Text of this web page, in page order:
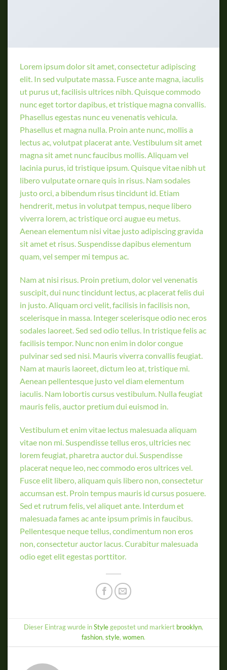
Lorem ipsum dolor sit amet, consectetur adipiscing
elit. In sed vulputate massa. Fusce ante magna, iaculis
ut purus ut, facilisis ultrices nibh. Quisque commodo
nunc eget tortor dapibus, et tristique magna convallis.
Phasellus egestas nunc eu venenatis vehicula.
Phasellus et magna nulla. Proin ante nunc, mollis a
lectus ac, volutpat placerat ante. Vestibulum sit amet
magna sit amet nunc faucibus mollis. Aliquam vel
lacinia purus, id tristique ipsum. Quisque vitae nibh ut
libero vulputate ornare quis in risus. Nam sodales
justo orci, a bibendum risus tincidunt id. Etiam
hendrerit, metus in volutpat tempus, neque libero
viverra lorem, ac tristique orci augue eu metus.
Aenean elementum nisi vitae justo adipiscing gravida
sit amet et risus. Suspendisse dapibus elementum
quam, vel semper mi tempus ac.
Nam at nisi risus. Proin pretium, dolor vel venenatis
suscipit, dui nunc tincidunt lectus, ac placerat felis dui
in justo. Aliquam orci velit, facilisis in facilisis non,
scelerisque in massa. Integer scelerisque odio nec eros
sodales laoreet. Sed sed odio tellus. In tristique felis ac
facilisis tempor. Nunc non enim in dolor congue
pulvinar sed sed nisi. Mauris viverra convallis feugiat.
Nam at mauris laoreet, dictum leo at, tristique mi.
Aenean pellentesque justo vel diam elementum
iaculis. Nam lobortis cursus vestibulum. Nulla feugiat
mauris felis, auctor pretium dui euismod in.
Vestibulum et enim vitae lectus malesuada aliquam
vitae non mi. Suspendisse tellus eros, ultricies nec
lorem feugiat, pharetra auctor dui. Suspendisse
placerat neque leo, nec commodo eros ultrices vel.
Fusce elit libero, aliquam quis libero non, consectetur
accumsan est. Proin tempus mauris id cursus posuere.
Sed et rutrum felis, vel aliquet ante. Interdum et
malesuada fames ac ante ipsum primis in faucibus.
Pellentesque neque tellus, condimentum non eros
non, consectetur auctor lacus. Curabitur malesuada
odio eget elit egestas porttitor.
Dieser Eintrag wurde inStylegepostet und markiert brooklyn,
fashion, style, women.